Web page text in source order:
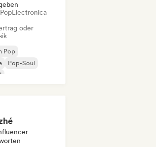
Electronica
oder
Pop
Pop-Soul